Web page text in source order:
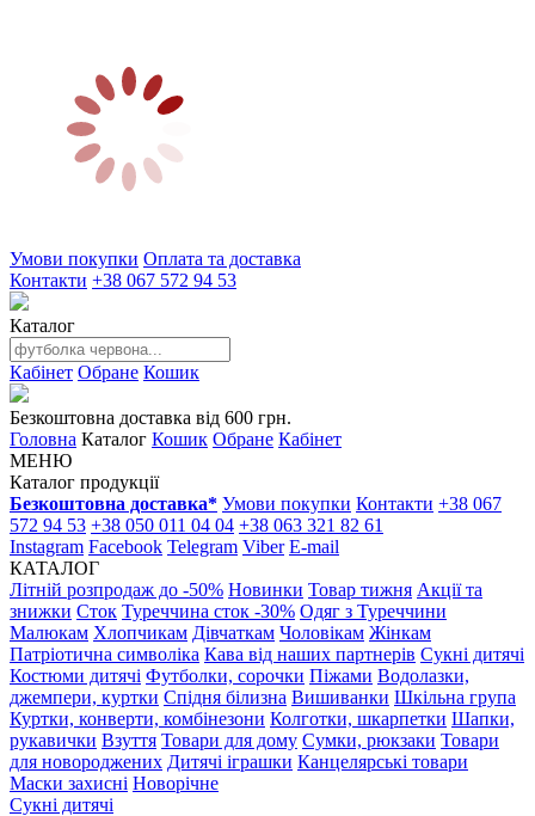
Умови покупки Оплата та доставка
Контакти +38 067 572 94 53
Каталог
Кабінет Обране Кошик
Безкоштовна доставка від 600 грн.
Головна Каталог Кошик Обране Кабінет
МЕНЮ
Каталог продукції
Безкоштовна доставка* Умови покупки Контакти +38 067
572 94 53 +38 050 011 04 04 +38 063 321 82 61
Instagram Facebook Telegram Viber E-mail
КАТАЛОГ
Літній розпродаж до -50% Новинки Товар тижня Акції та
знижки Сток Туреччина сток -30% Одяг з Туреччини
Малюкам Хлопчикам Дівчаткам Чоловікам Жінкам
Патріотична символіка Кава від наших партнерів Сукні дитячі
Костюми дитячі Футболки, сорочки Піжами Водолазки,
джемпери, куртки Спідня білизна Вишиванки Шкільна група
Куртки, конверти, комбінезони Колготки, шкарпетки Шапки,
рукавички Взуття Товари для дому Сумки, рюкзаки Товари
для новороджених Дитячі іграшки Канцелярські товари
Маски захисні Новорічне
Сукні дитячі